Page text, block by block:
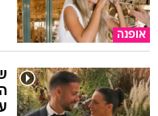
אופנה